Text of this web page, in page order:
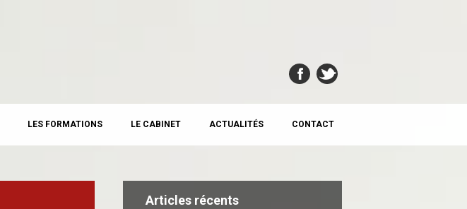
LES FORMATIONS LE CABINET ACTUALITÉS CONTACT
Articles récents